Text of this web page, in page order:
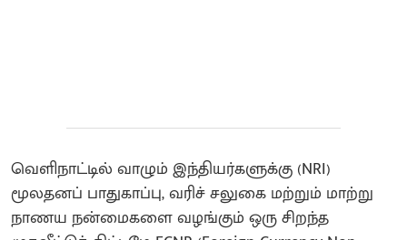
வெளிநாட்டில் வாழும் இந்தியர்களுக்கு (NRI)
மூலதனப் பாதுகாப்பு, வரிச் சலுகை மற்றும் மாற்று
நாணய நன்மைகளை வழங்கும் ஒரு சிறந்த